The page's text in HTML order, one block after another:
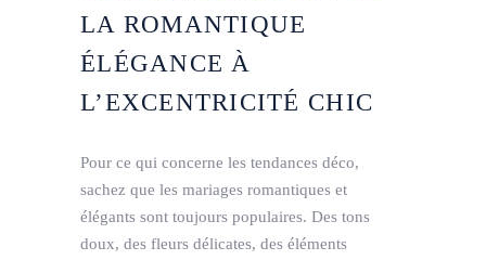
LA ROMANTIQUE
ÉLÉGANCE À
L’EXCENTRICITÉ CHIC
Pour ce qui concerne les tendances déco,
sachez que les mariages romantiques et
élégants sont toujours populaires. Des tons
doux, des fleurs délicates, des éléments